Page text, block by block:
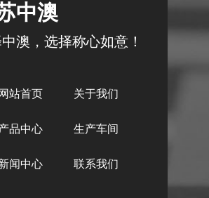
中澳
澳，选择称心如意！
网站首页 关于我们
品中心 生产车间
闻中心 联系我们